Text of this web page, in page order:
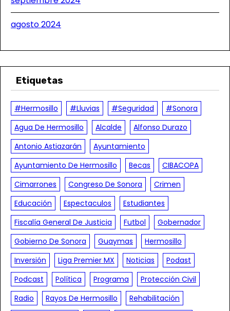
agosto 2024
Etiquetas
#hermosillo #Lluvias #Seguridad
#Sonora
Agua De Hermosillo
Alcalde
Alfonso Durazo
Antonio Astiazarán
Ayuntamiento
Ayuntamiento De Hermosillo
Becas
CIBACOPA
Cimarrones
Congreso De Sonora
Crimen
Educación
Espectaculos
Estudiantes
Fiscalía General De Justicia
Futbol
Gobernador
Gobierno De Sonora
Guaymas
Hermosillo
Inversión
Liga Premier MX Noticias
Podast
Podcast
Política Programa
Protección Civil
Radio
Rayos De Hermosillo
Rehabilitación